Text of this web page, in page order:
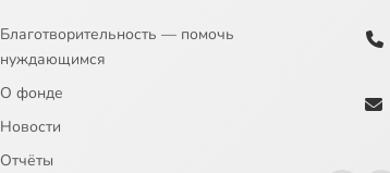
Благотворительность — помочь
нуждающимся
О фонде
Новости
Отчёты